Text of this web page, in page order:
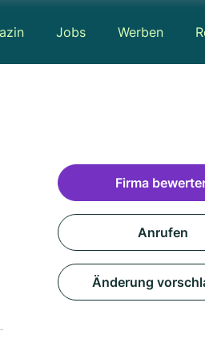
Jobs Werben
Firma
Anrufen
Änderung